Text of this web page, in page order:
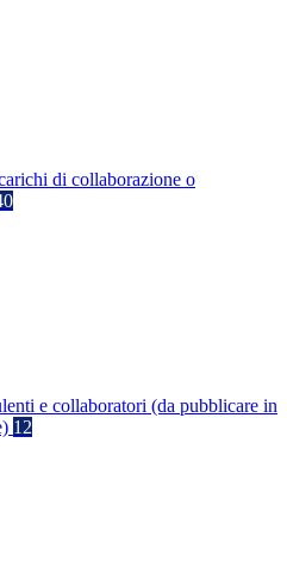
di collaborazione o
e collaboratori (da pubblicare in
12